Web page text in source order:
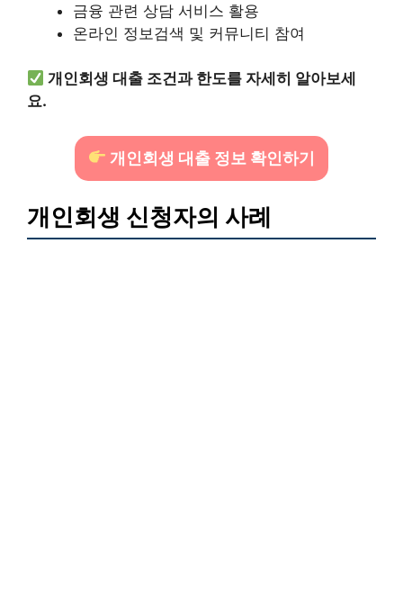
금융 관련 상담 서비스 활용
온라인 정보검색 및 커뮤니티 참여
개인회생 대출 조건과 한도를 자세히 알아보세
요.
개인회생 대출 정보 확인하기
개인회생 신청자의 사례